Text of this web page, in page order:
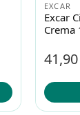
EXCAR
Excar
Crema